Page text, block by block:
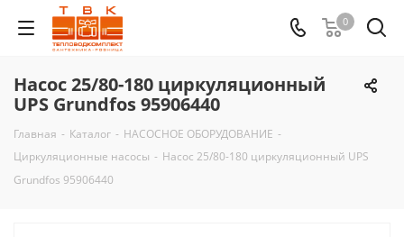
0
Насос 25/80-180 циркуляционный
UPS Grundfos 95906440
Главная - Каталог - НАСОСНОЕ ОБОРУДОВАНИЕ -
Циркуляционные насосы - Насос 25/80-180 циркуляционный UPS
Grundfos 95906440